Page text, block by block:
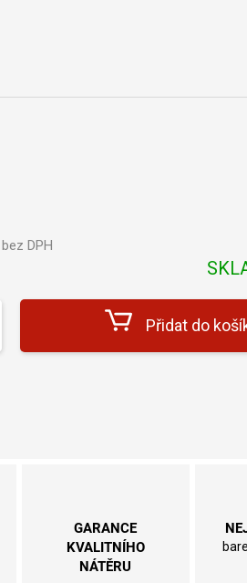
DPH
Přidat do
GARANCE
KVALITNÍHO
NÁTĚRU